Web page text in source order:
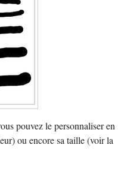
pouvez le personnaliser en
ou encore sa taille (voir la